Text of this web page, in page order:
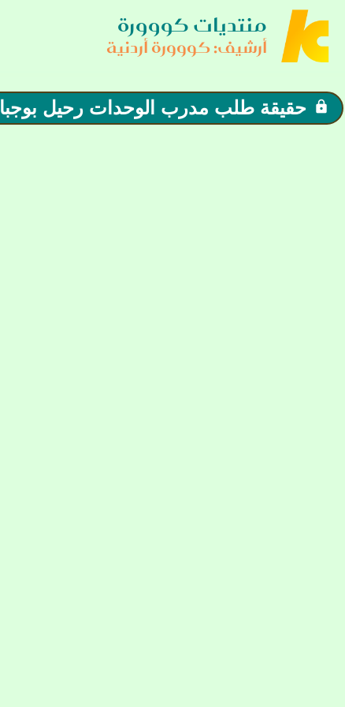
منتديات كووورة
أرشيف: كووورة أردنية
 حقيقة طلب مدرب الوحدات رحيل بوجبا